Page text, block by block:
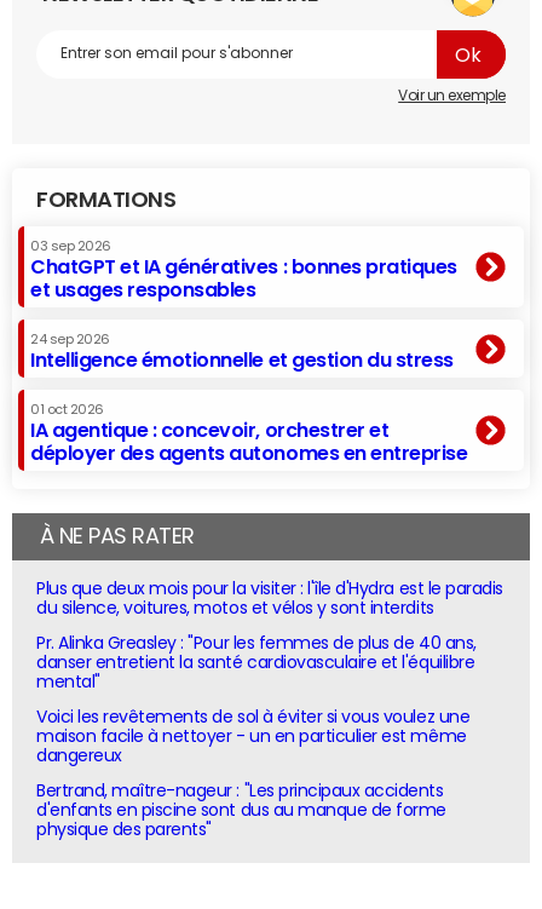
Voir un exemple
FORMATIONS
03 sep 2026
ChatGPT et IA génératives : bonnes pratiques
et usages responsables
24 sep 2026
Intelligence émotionnelle et gestion du stress
01 oct 2026
IA agentique : concevoir, orchestrer et
déployer des agents autonomes en entreprise
À NE PAS RATER
Plus que deux mois pour la visiter : l'île d'Hydra est le paradis
du silence, voitures, motos et vélos y sont interdits
Pr. Alinka Greasley : "Pour les femmes de plus de 40 ans,
danser entretient la santé cardiovasculaire et l'équilibre
mental"
Voici les revêtements de sol à éviter si vous voulez une
maison facile à nettoyer - un en particulier est même
dangereux
Bertrand, maître-nageur : "Les principaux accidents
d'enfants en piscine sont dus au manque de forme
physique des parents"